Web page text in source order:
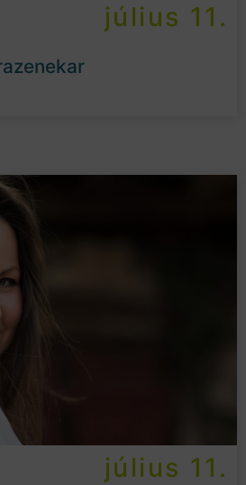
július 11.
július 11.